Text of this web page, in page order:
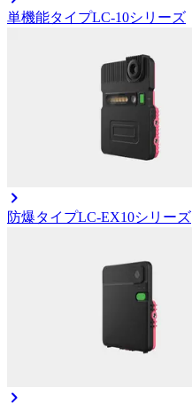
単機能タイプLC-10シリーズ
防爆タイプLC-EX10シリーズ